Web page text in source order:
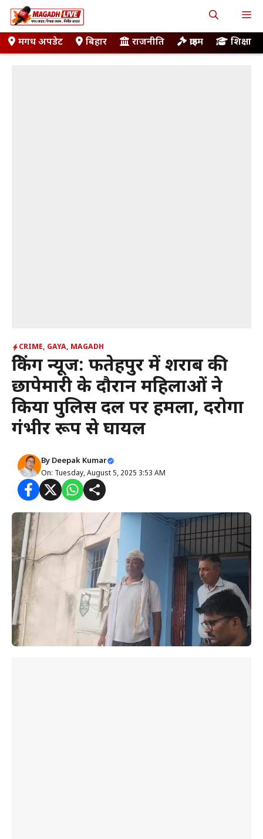
Skip
to
contentमगध अपडेट बिहार राजनीति क्राइम शिक्षा
CRIME, GAYA, MAGADH
ब्रेकिंग न्यूज: फतेहपुर में शराब की
छापेमारी के दौरान महिलाओं ने
किया पुलिस दल पर हमला, दरोगा
गंभीर रूप से घायल
By Deepak Kumar
On: Tuesday, August 5, 2025 3:53 AM